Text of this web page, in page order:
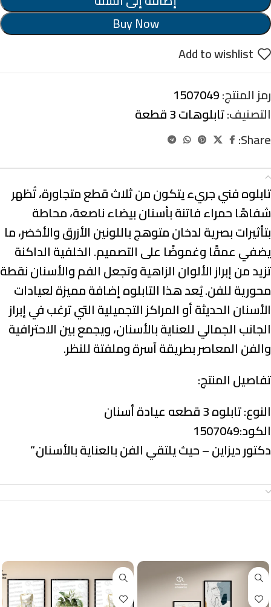
Buy Now
Add to wishlist
رمز المنتج:1507049
التصنيف:تابلوهات 3 قطعة
Share:
تابلوه فني جريء يتكون من ثلاث قطع متجاورة، تُظهر
شفاهًا حمراء فاتنة بأسنان بيضاء ناصعة، محاطة
بتأثيرات بصرية لدخان متوهج باللونين الأزرق والأخضر، ما
يضفي عمقًا وغموضًا على التصميم. الخلفية الداكنة
تزيد من إبراز الألوان الزاهية وتجعل الفم والأسنان نقطة
محورية للفن. يُعد هذا التابلوه إضافة مميزة لعيادات
الأسنان الحديثة أو المراكز التجميلية التي ترغب في إبراز
الجانب الجمالي للعناية بالأسنان، ويجمع بين الاحترافية
والفن المعاصر بطريقة آسرة وملفتة للنظر.
تفاصيل المنتج:
النوع:تابلوه 3 قطعه عيادة أسنان
الكود:1507049
دكتور ديزاين – حيث يلتقي الفن بالعناية بالأسنان.“